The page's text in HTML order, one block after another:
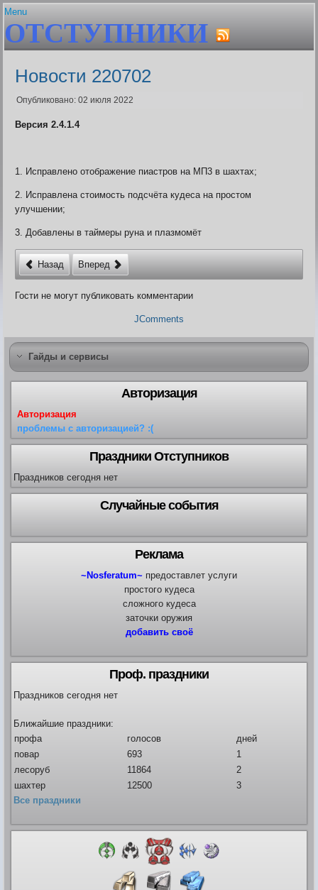
Menu
Главная
Устав
Плагин Er-help Extension
Шаржи на персонажей Граней
FAQ по Er-help Extension
Политика плагина
Гайды и сервисы
Дата последнего входа в
Дом Пробудившихся.
Заброшенный завод.
монстров
Карта подземки
Количество сырья на
Форум
Предложения
Заявки на вступление
R.I.P. =(
Живые легенды
Мемориальная доска
Шаржи на персонажей Граней
Похождения Пити
ОТСТУПНИКИ
Новости 220702
Опубликовано: 02 июля 2022
Версия 2.4.1.4
1. Исправлено отображение пиастров на МП3 в шахтах;
2. Исправлена стоимость подсчёта кудеса на простом
улучшении;
3. Добавлены в таймеры руна и плазмомёт
Назад Вперед
Гости не могут публиковать комментарии
JComments
Гайды и сервисы
Авторизация
Авторизация
проблемы с авторизацией? :(
Праздники Отступников
Праздников сегодня нет
Случайные события
Реклама
~Nosferatum~ предоставлет услуги
простого кудеса
сложного кудеса
заточки оружия
добавить своё
Проф. праздники
Праздников сегодня нет
Ближайшие праздники:
профа
голосов
дней
повар
693
1
лесоруб
11864
2
шахтер
12500
3
Все праздники